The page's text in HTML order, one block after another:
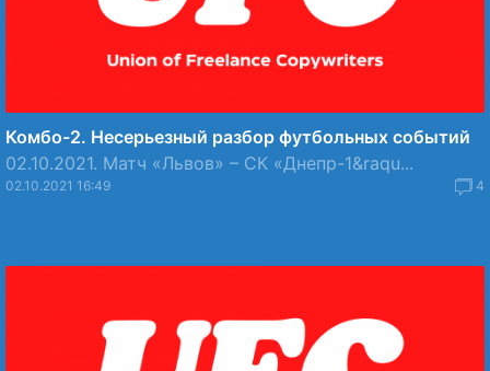
Комбо-2. Несерьезный разбор футбольных событий
02.10.2021. Матч «Львов» – СК «Днепр-1&raqu...
02.10.2021 16:49 4